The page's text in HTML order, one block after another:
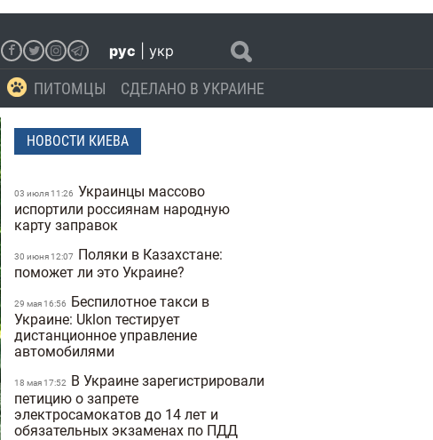
рус укр
ПИТОМЦЫ СДЕЛАНО В УКРАИНЕ
НОВОСТИ КИЕВА
03 июля 11:26 Украинцы массово
испортили россиянам народную
карту заправок
30 июня 12:07
Поляки в Казахстане:
поможет ли это Украине?
29 мая 16:56
Беспилотное такси в
Украине: Uklon тестирует
дистанционное управление
автомобилями
18 мая 17:52
В Украине зарегистрировали
петицию о запрете
электросамокатов до 14 лет и
обязательных экзаменах по ПДД